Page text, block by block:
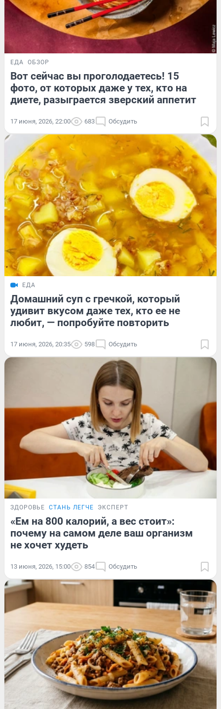
ЕДА ОБЗОР
Вот сейчас вы проголодаетесь! 15
фото, от которых даже у тех, кто на
диете, разыграется зверский аппетит
17 июня, 2026, 22:00 683 Обсудить
ЕДА
Домашний суп с гречкой, который
удивит вкусом даже тех, кто ее не
любит, — попробуйте повторить
17 июня, 2026, 20:35 598 Обсудить
ЗДОРОВЬЕ СТАНЬ ЛЕГЧЕ ЭКСПЕРТ
«Ем на 800 калорий, а вес стоит»:
почему на самом деле ваш организм
не хочет худеть
13 июня, 2026, 15:00 854 Обсудить